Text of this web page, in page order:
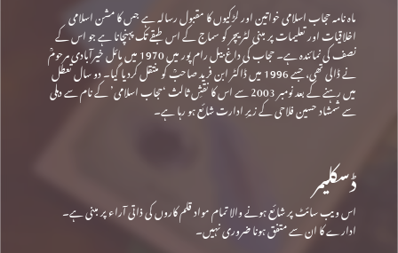
ماہ نامہ حجاب اسلامی خواتین اور لڑکیوں کا مقبول رسالہ ہے جس کا مشن اسلامی
اخلاقیات اور تعلیمات پر مبنی لٹریچر کو سماج کے اس طبقے تک پہنچانا ہے جو اس کے
نصف کی نمائندہ ہے۔ حجاب کی داغ بیل رام پور میں 1970 میں مائل خیرآبادی مرحومؒ
نے ڈالی تھی، جسے 1996 میں ڈاکٹر ابن فرید صاحبؒ کو منتقل کردیا گیا۔ دو سال تعطل
میں رہنے کے بعد نومبر 2003 سے اس کا نقشِ ثالث ‘حجاب اسلامی’ کے نام سے دہلی
سے شمشاد حسین فلاحی کے زیرِ ادارت شائع ہو رہا ہے۔
ڈسکلیمر
اس ویب سائٹ پر شائع ہونے والا تمام مواد قلم کاروں کی ذاتی آراء پر مبنی ہے۔
ادارے کا ان سے متفق ہونا ضروری نہیں۔